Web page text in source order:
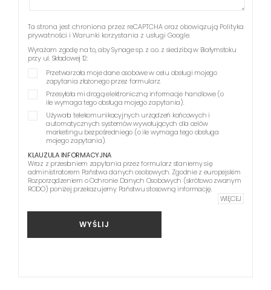
Ta strona jest chroniona przez reCAPTCHA oraz obowiązują Polityka
prywatności i Warunki korzystania z usługi Google.
Wyrażam zgodę na to, aby Synage sp. z o.o. z siedzibą w Białymstoku
przy ul. Składowej 12:
Przetwarzała moje dane osobowe w celu obsługi mojego
zapytania złożonego przez formularz.
Przesyłała mi drogą elektroniczną informacje handlowe (o
ile wymaga tego obsługa mojego zapytania).
Używała telekomunikacyjnych urządzeń końcowych i
automatycznych systemów wywołujących dla celów
marketingu bezpośredniego (o ile wymaga tego obsługa
mojego zapytania).
KLAUZULA INFORMACYJNA
Wraz z przesłaniem zapytania przez formularz staniemy się
administratorem Państwa danych osobowych. Zgodnie z europejskim
Rozporządzeniem o Ochronie Danych Osobowych (skrótowo zwanym
RODO) poniżej przekazujemy Państwu stosowną informację.
WIĘCEJ
WYŚLIJ